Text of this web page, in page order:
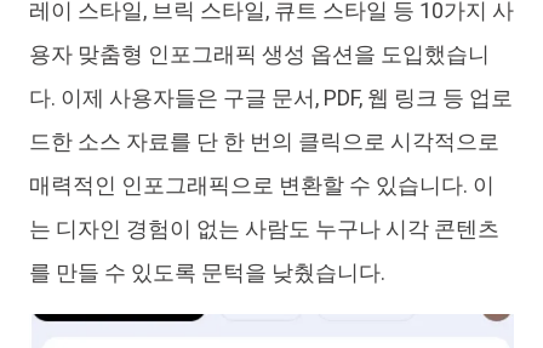
레이 스타일, 브릭 스타일, 큐트 스타일 등 10가지 사
용자 맞춤형 인포그래픽 생성 옵션을 도입했습니
다. 이제 사용자들은 구글 문서, PDF, 웹 링크 등 업로
드한 소스 자료를 단 한 번의 클릭으로 시각적으로
매력적인 인포그래픽으로 변환할 수 있습니다. 이
는 디자인 경험이 없는 사람도 누구나 시각 콘텐츠
를 만들 수 있도록 문턱을 낮췄습니다.